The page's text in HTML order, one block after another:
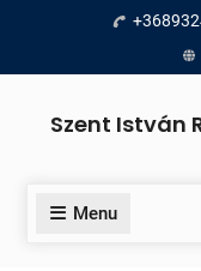
content
Szent István
Menu